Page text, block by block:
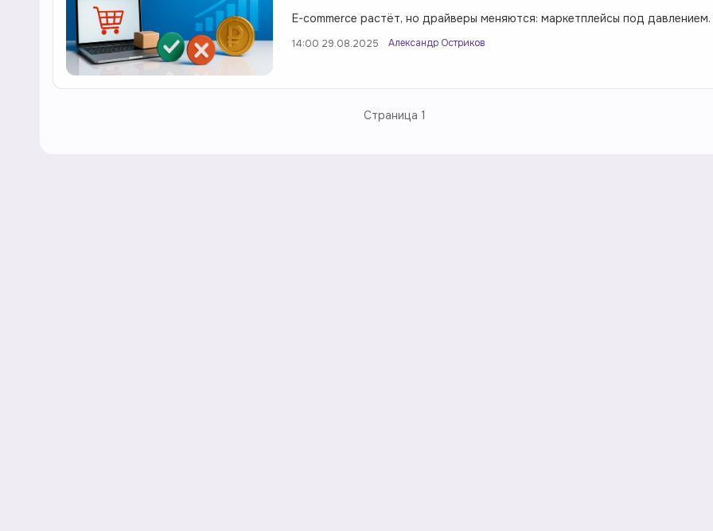
E-commerce растёт, но драйверы меняются: маркетплейсы под давлением.
14:00 29.08.2025 Александр Остриков
Страница 1